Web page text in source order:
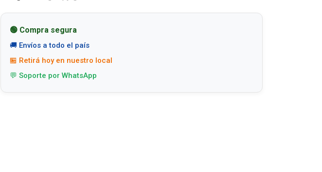
🟢 Compra segura
🚚 Envíos a todo el país
🏪 Retirá hoy en nuestro local
💬 Soporte por WhatsApp